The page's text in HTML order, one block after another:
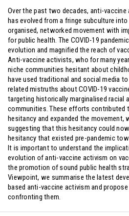
Over the past two decades, anti-vaccine
has evolved from a fringe subculture
organised, networked movement with
for public health. The COVID-19
evolution and magnified the reach of
Anti-vaccine activists, who for many
niche communities hesitant about
have used traditional and social media
related mistruths about COVID-19
targeting historically marginalised racial
communities. These efforts contributed
hesitancy and expanded the movement,
suggesting that this hesitancy could
hesitancy that existed pre-pandemic
It is important to understand the
evolution of anti-vaccine activism on
the promotion of sound public health
Viewpoint, we summarise the latest
based anti-vaccine activism and
confronting them.